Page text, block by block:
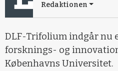
Redaktionen
DLF-Trifolium indgår nu
forsknings- og
Københavns Universitet.